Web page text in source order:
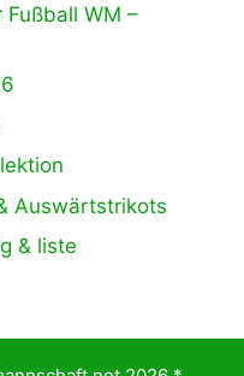
WM –
Auswärtstrikots
& liste